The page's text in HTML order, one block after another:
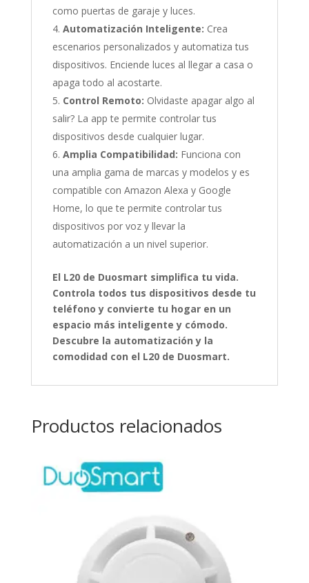
como puertas de garaje y luces.
Automatización Inteligente: Crea
escenarios personalizados y automatiza tus
dispositivos. Enciende luces al llegar a casa o
apaga todo al acostarte.
Control Remoto: Olvidaste apagar algo al
salir? La app te permite controlar tus
dispositivos desde cualquier lugar.
Amplia Compatibilidad: Funciona con
una amplia gama de marcas y modelos y es
compatible con Amazon Alexa y Google
Home, lo que te permite controlar tus
dispositivos por voz y llevar la
automatización a un nivel superior.
El L20 de Duosmart simplifica tu vida.
Controla todos tus dispositivos desde tu
teléfono y convierte tu hogar en un
espacio más inteligente y cómodo.
Descubre la automatización y la
comodidad con el L20 de Duosmart.
Productos relacionados